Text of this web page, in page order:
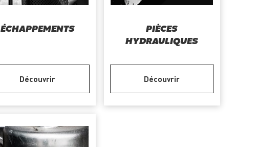
ÉCHAPPEMENTS
Découvrir
PIÈCES
HYDRAULIQUES
Découvrir